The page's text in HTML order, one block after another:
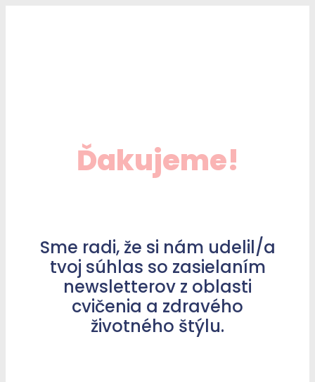
Ďakujeme!
Sme radi, že si nám udelil/a
tvoj súhlas so zasielaním
newsletterov z oblasti
cvičenia a zdravého
životného štýlu.